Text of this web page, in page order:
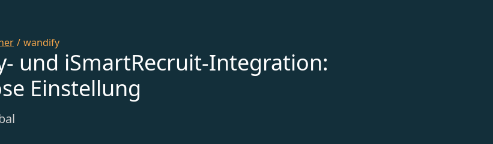
/ wandify
und iSmartRecruit-Integration:
Einstellung